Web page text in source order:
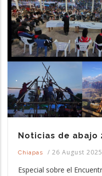
Noticias de abajo
Chiapas / 26 August 2025
Especial sobre el